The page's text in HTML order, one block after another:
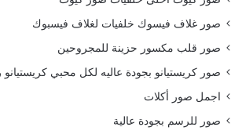
صور غلاف فيسوك خلفيات لغلاف فيسبوك
صور قلب مكسور حزينة للمجروحين
صور كريستيانو بجودة عاليه لكل محبي كريستيانو
اجمل صور أكلات
صور للرسم بجودة عالية